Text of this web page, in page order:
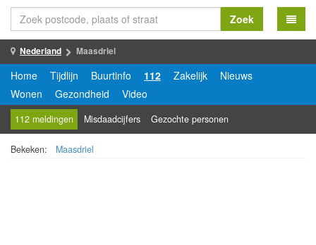
Zoek
Nederland Maasdriel
Home Tijdlijn Buurtinfo 112 Zakelijk
Nieuws
Wonen
Gezondheid Video
112 meldingen Misdaadcijfers Gezochte personen
Bekeken: Maasdriel